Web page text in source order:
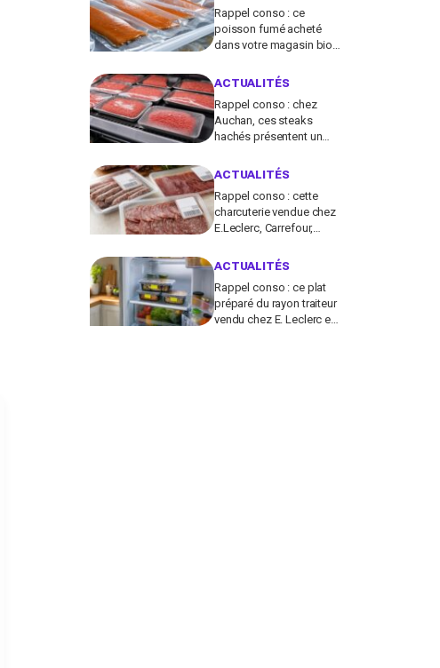
Rappel conso : ce
poisson fumé acheté
dans votre magasin bio
listériose, vérifiez votre
ACTUALITÉS
Rappel conso : chez
Auchan, ces steaks
hachés présentent un
d'un emballage
ACTUALITÉS
Rappel conso : cette
charcuterie vendue chez
E.Leclerc, Carrefour,
contient des salmonelles
ACTUALITÉS
Rappel conso : ce plat
préparé du rayon traiteur
vendu chez E. Leclerc est